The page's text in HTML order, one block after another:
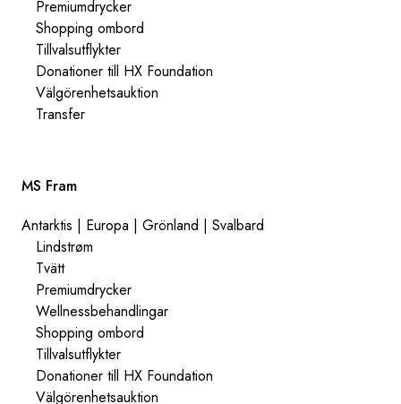
Premiumdrycker
Shopping ombord
Tillvalsutflykter
Donationer till HX Foundation
Välgörenhetsauktion
Transfer
MS Fram
Antarktis | Europa | Grönland | Svalbard
Lindstrøm
Tvätt
Premiumdrycker
Wellnessbehandlingar
Shopping ombord
Tillvalsutflykter
Donationer till HX Foundation
Välgörenhetsauktion